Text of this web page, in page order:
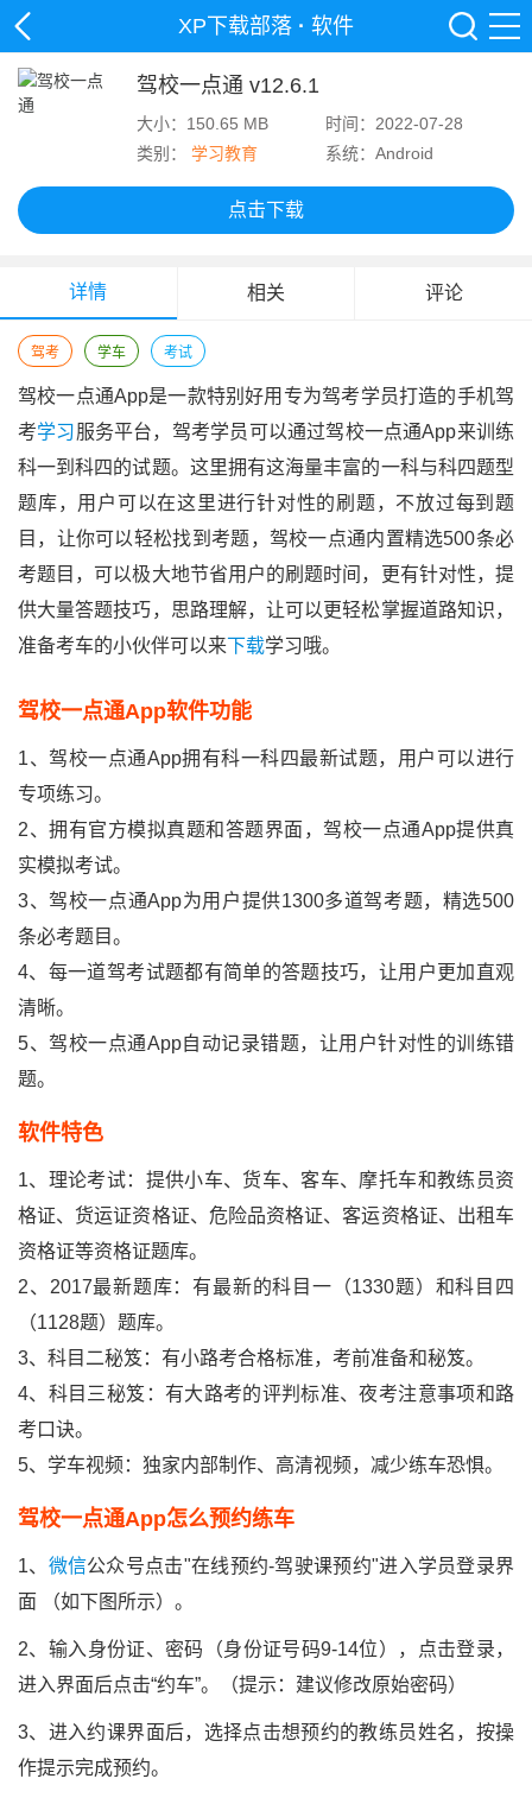
XP下载部落· 软件
驾校一点通 v12.6.1
大小：150.65 MB
时间：2022-07-28
类别： 学习教育 系统：Android
点击下载
详情 相关 评论
驾考 学车 考试
驾校一点通app是一款特别好用专为驾考学员打造的手机驾
考学习服务平台，驾考学员可以通过驾校一点通app来训练
科一到科四的试题。这里拥有这海量丰富的一科与科四题型
题库，用户可以在这里进行针对性的刷题，不放过每到题
目，让你可以轻松找到考题，驾校一点通内置精选500条必
考题目，可以极大地节省用户的刷题时间，更有针对性，提
供大量答题技巧，思路理解，让可以更轻松掌握道路知识，
准备考车的小伙伴可以来下载学习哦。
驾校一点通app软件功能
1、驾校一点通app拥有科一科四最新试题，用户可以进行
专项练习。
2、拥有官方模拟真题和答题界面，驾校一点通app提供真
实模拟考试。
3、驾校一点通app为用户提供1300多道驾考题，精选500
条必考题目。
4、每一道驾考试题都有简单的答题技巧，让用户更加直观
清晰。
5、驾校一点通app自动记录错题，让用户针对性的训练错
题。
软件特色
1、理论考试：提供小车、货车、客车、摩托车和教练员资
格证、货运证资格证、危险品资格证、客运资格证、出租车
资格证等资格证题库。
2、2017最新题库：有最新的科目一（1330题）和科目四
（1128题）题库。
3、科目二秘笈：有小路考合格标准，考前准备和秘笈。
4、科目三秘笈：有大路考的评判标准、夜考注意事项和路
考口诀。
5、学车视频：独家内部制作、高清视频，减少练车恐惧。
驾校一点通app怎么预约练车
1、 微信公众号点击"在线预约-驾驶课预约"进入学员登录界
面 （如下图所示）。
2、输入身份证、密码（身份证号码9-14位），点击登录，
进入界面后点击“约车”。（提示：建议修改原始密码）
3、进入约课界面后，选择点击想预约的教练员姓名，按操
作提示完成预约。